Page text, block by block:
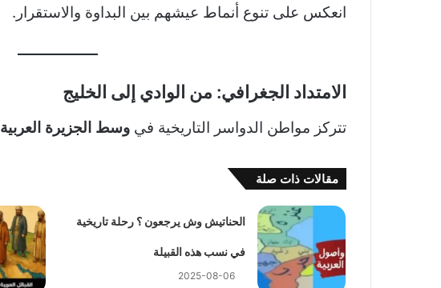
انعكس على تنوع أنماط عيشهم بين البداوة والاستقرار.
الامتداد الجغرافي: من الوادي إلى الخليج
تتركز مواطن الدواسر التاريخية في وسط الجزيرة العربية
مقالات ذات صلة
الحناتيش وش يرجعون ؟ رحلة تاريخية
في نسب هذه القبيلة
2025-08-06